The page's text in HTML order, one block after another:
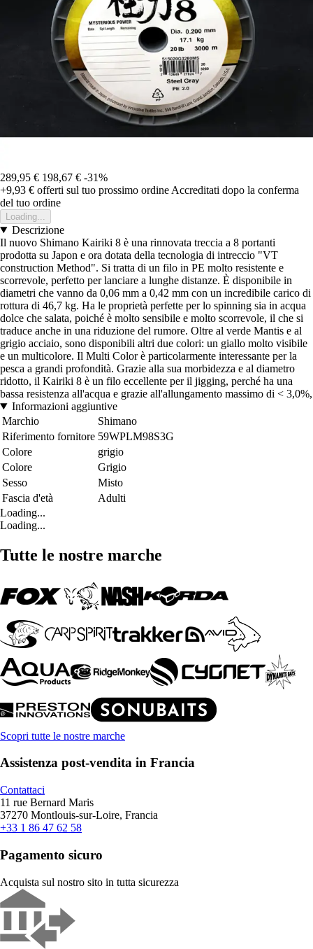
289,95 € 198,67 € -31%
+9,93 € offerti sul tuo prossimo ordine Accreditati dopo la conferma
del tuo ordine
Loading...
Descrizione
Il nuovo Shimano Kairiki 8 è una rinnovata treccia a 8 portanti
prodotta su Japon e ora dotata della tecnologia di intreccio "VT
construction Method". Si tratta di un filo in PE molto resistente e
scorrevole, perfetto per lanciare a lunghe distanze. È disponibile in
diametri che vanno da 0,06 mm a 0,42 mm con un incredibile carico di
rottura di 46,7 kg. Ha le proprietà perfette per lo spinning sia in acqua
dolce che salata, poiché è molto sensibile e molto scorrevole, il che si
traduce anche in una riduzione del rumore. Oltre al verde Mantis e al
grigio acciaio, sono disponibili altri due colori: un giallo molto visibile
e un multicolore. Il Multi Color è particolarmente interessante per la
pesca a grandi profondità. Grazie alla sua morbidezza e al diametro
ridotto, il Kairiki 8 è un filo eccellente per il jigging, perché ha una
bassa resistenza all'acqua e grazie all'allungamento massimo di < 3,0%,
Informazioni aggiuntive
Marchio
Shimano
Riferimento fornitore 59WPLM98S3G
Colore
grigio
Colore
Grigio
Sesso
Misto
Fascia d'età
Adulti
Loading...
Loading...
Tutte le nostre marche
Scopri tutte le nostre marche
Assistenza post-vendita in Francia
Contattaci
11 rue Bernard Maris
37270 Montlouis-sur-Loire, Francia
+33 1 86 47 62 58
Pagamento sicuro
Acquista sul nostro sito in tutta sicurezza